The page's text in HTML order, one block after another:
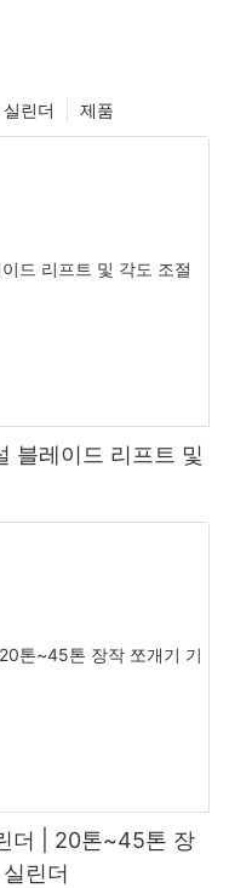
제품
린더
블레이드 리프트 및
더 | 20톤~45톤 장
린더